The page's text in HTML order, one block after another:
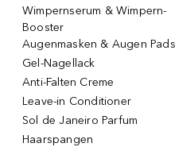
Wimpernserum & Wimpern-
Booster
Augenmasken & Augen Pads
Gel-Nagellack
Anti-Falten Creme
Leave-in Conditioner
Sol de Janeiro Parfum
Haarspangen